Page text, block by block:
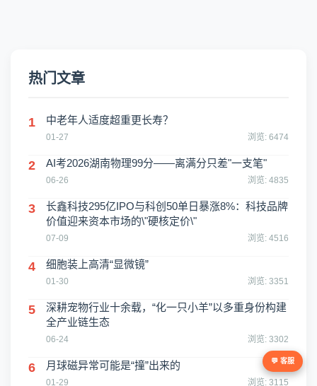
热门文章
1 中老年人适度超重更长寿？
01-27 浏览: 6474
2 AI考2026湖南物理99分——离满分只差"一支笔"
06-26 浏览: 4835
3
长鑫科技295亿IPO与科创50单日暴涨8%：科技品牌
价值迎来资本市场的\"硬核定价\"
07-09 浏览: 4516
4 细胞装上高清“显微镜”
01-30 浏览: 3351
5
深耕宠物行业十余载，“化一只小羊”以多重身份构建
全产业链生态
06-24 浏览: 3302
6 月球磁异常可能是“撞”出来的
01-29 浏览: 3115
💬 客服